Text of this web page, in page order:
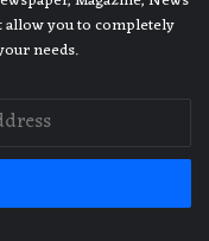
allow you to completely
needs.